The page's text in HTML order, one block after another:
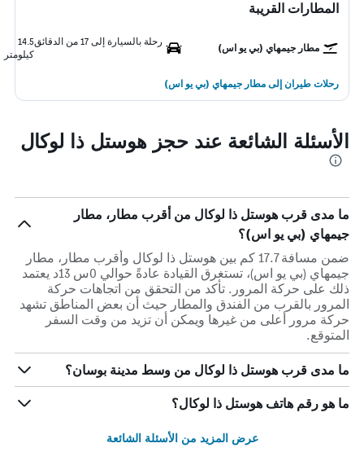
المطارات القريبة
مطار جيمهاي (بي يو اس)
رحلة بالسيارة إلى 17 من الدقائق
14.5
كيلومتر
رحلات طيران إلى مطار جيمهاي (بي يو اس)
الأسئلة الشائعة عند حجز هوستل ذا لوكال
ما مدى قرب هوستل ذا لوكال من أقرب مطار، مطار
جيمهاي (بي يو اس)؟
ضمن مسافة 17.7 كم بين هوستل ذا لوكال وأقرب مطار، مطار
جيمهاي (بي يو اس)، تستغرق القيادة عادةً حوالي 0س 13د يعتمد
ذلك على حركة المرور. تأكد من التحقق من اتجاهات حركة
المرور بالقرب من الفندق والمطار حيث أن بعض المناطق تشهد
حركة مرور أعلى من غيرها ويمكن أن تزيد من وقت السفر
المتوقع.
ما مدى قرب هوستل ذا لوكال من وسط مدينة بوسان؟
ما هو رقم هاتف هوستل ذا لوكال؟
عرض المزيد من الأسئلة الشائعة